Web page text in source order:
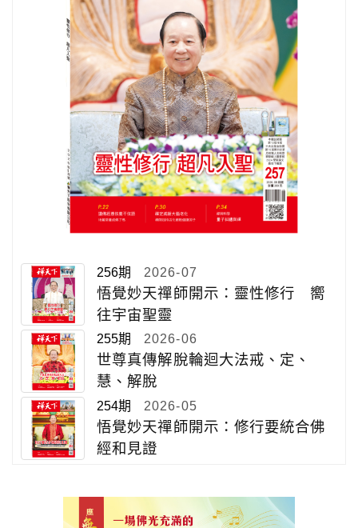
256期 2026-07
悟覺妙天禪師開示：靈性修行 嚮
往宇宙聖靈
255期 2026-06
世尊真傳解脫輪迴大法戒、定、
慧、解脫
254期 2026-05
悟覺妙天禪師開示：修行要統合佛
經和見證